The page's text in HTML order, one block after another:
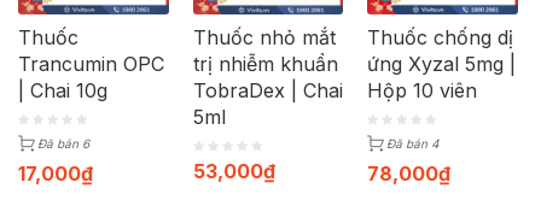
Thuốc
Trancumin OPC
| Chai 10g
Đã bán 6
17,000₫
Thuốc nhỏ mắt
trị nhiễm khuẩn
TobraDex | Chai
5ml
53,000₫
Thuốc chống dị
ứng Xyzal 5mg |
Hộp 10 viên
Đã bán 4
78,000₫